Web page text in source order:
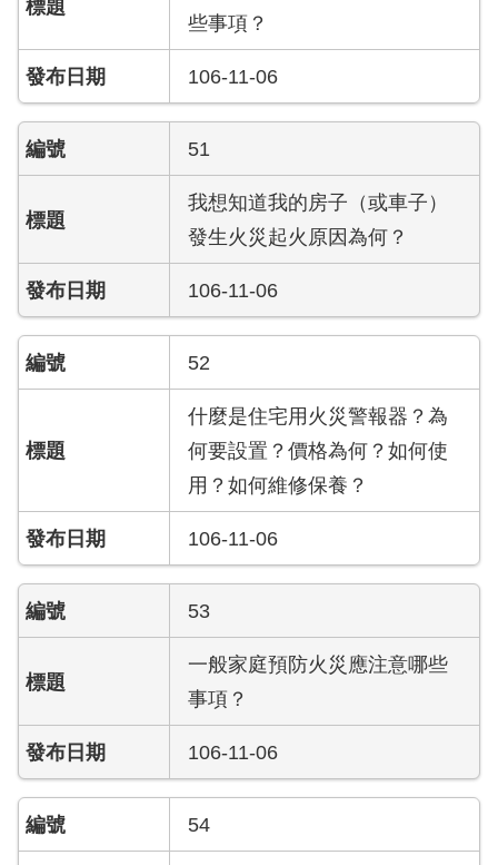
護
專
區
性
別
主
化
區
申
請
案
火
搶
救
困
難
地
區、
消
防
通
道
關
資
料
些事項？
106-11-06
51
我想知道我的房子（或車子）
發生火災起火原因為何？
106-11-06
52
什麼是住宅用火災警報器？為
何要設置？價格為何？如何使
用？如何維修保養？
106-11-06
53
一般家庭預防火災應注意哪些
事項？
106-11-06
54